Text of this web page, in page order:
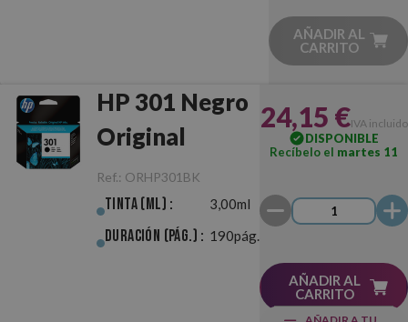
AÑADIR AL
CARRITO
HP 301 Negro
Original
Ref.: ORHP301BK
Tinta (ml) : 3,00ml
Duración (pág.) : 190pág.
24,15 €IVA incluido
DISPONIBLE
Recíbelo el martes 11
AÑADIR AL
CARRITO